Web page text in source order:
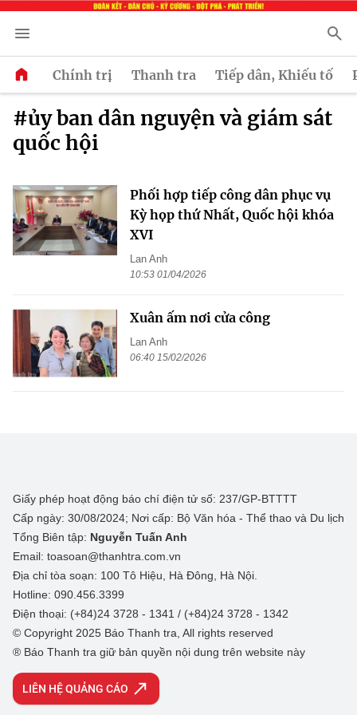
Chính trị Thanh tra Tiếp dân, Khiếu tố
#ủy ban dân nguyện và giám sát
quốc hội
Phối hợp tiếp công dân phục vụ
Kỳ họp thứ Nhất, Quốc hội khóa
XVI
Lan Anh
10:53 01/04/2026
Xuân ấm nơi cửa công
Lan Anh
06:40 15/02/2026
Giấy phép hoạt động báo chí điện tử số: 237/GP-BTTTT
Cấp ngày: 30/08/2024; Nơi cấp: Bộ Văn hóa - Thể thao và Du lịch
Tổng Biên tập: Nguyễn Tuấn Anh
Email: toasoan@thanhtra.com.vn
Địa chỉ tòa soạn: 100 Tô Hiệu, Hà Đông, Hà Nội.
Hotline: 090.456.3399
Điện thoại: (+84)24 3728 - 1341 / (+84)24 3728 - 1342
© Copyright 2025 Báo Thanh tra, All rights reserved
® Báo Thanh tra giữ bản quyền nội dung trên website này
LIÊN HỆ QUẢNG CÁO